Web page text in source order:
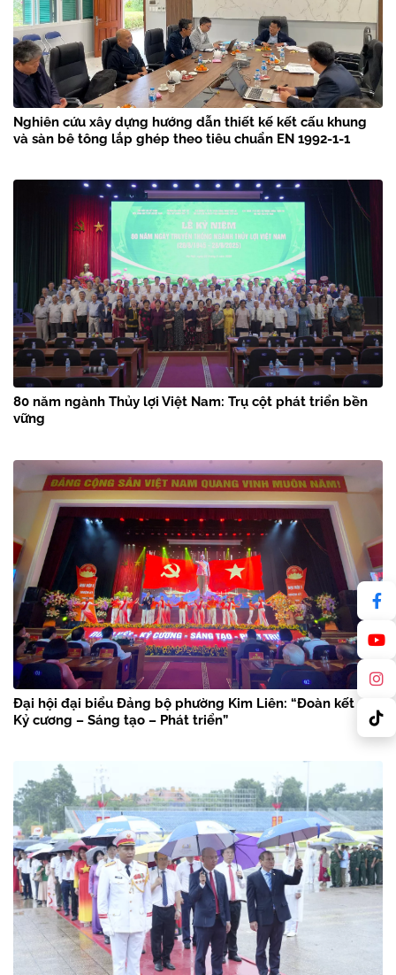
Nghiên cứu xây dựng hướng dẫn thiết kế kết cấu khung
và sàn bê tông lắp ghép theo tiêu chuẩn EN 1992-1-1
80 năm ngành Thủy lợi Việt Nam: Trụ cột phát triển bền
vững
Đại hội đại biểu Đảng bộ phường Kim Liên: “Đoàn kết –
Kỷ cương – Sáng tạo – Phát triển”